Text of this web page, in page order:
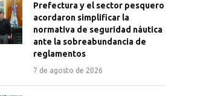
Prefectura y el sector pesquero
acordaron simplificar la
normativa de seguridad náutica
ante la sobreabundancia de
reglamentos
7 de agosto de 2026